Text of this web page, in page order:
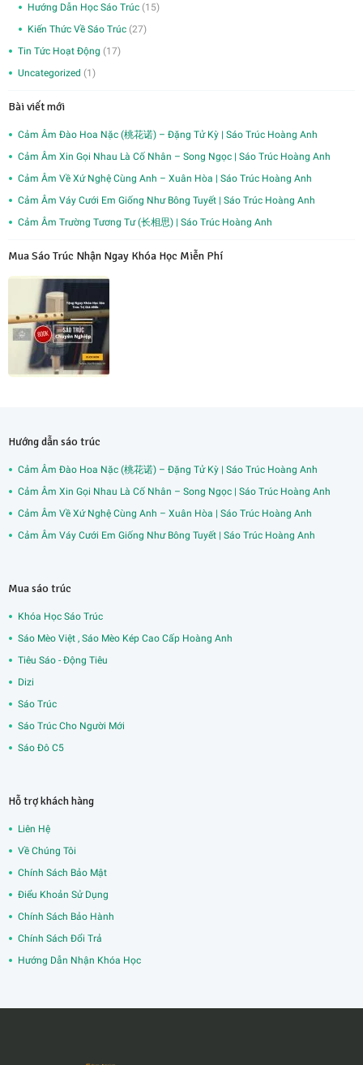
Hướng Dẫn Học Sáo Trúc (15)
Kiến Thức Về Sáo Trúc (27)
Tin Tức Hoạt Động (17)
Uncategorized (1)
Bài viết mới
Cảm Âm Đào Hoa Nặc (桃花诺) – Đặng Tử Kỳ | Sáo Trúc Hoàng Anh
Cảm Âm Xin Gọi Nhau Là Cố Nhân – Song Ngọc | Sáo Trúc Hoàng Anh
Cảm Âm Về Xứ Nghệ Cùng Anh – Xuân Hòa | Sáo Trúc Hoàng Anh
Cảm Âm Váy Cưới Em Giống Như Bông Tuyết | Sáo Trúc Hoàng Anh
Cảm Âm Trường Tương Tư (长相思) | Sáo Trúc Hoàng Anh
Mua Sáo Trúc Nhận Ngay Khóa Học Miễn Phí
Hướng dẫn sáo trúc
Cảm Âm Đào Hoa Nặc (桃花诺) – Đặng Tử Kỳ | Sáo Trúc Hoàng Anh
Cảm Âm Xin Gọi Nhau Là Cố Nhân – Song Ngọc | Sáo Trúc Hoàng Anh
Cảm Âm Về Xứ Nghệ Cùng Anh – Xuân Hòa | Sáo Trúc Hoàng Anh
Cảm Âm Váy Cưới Em Giống Như Bông Tuyết | Sáo Trúc Hoàng Anh
Mua sáo trúc
Khóa Học Sáo Trúc
Sáo Mèo Việt , Sáo Mèo Kép Cao Cấp Hoàng Anh
Tiêu Sáo - Động Tiêu
Dizi
Sáo Trúc
Sáo Trúc Cho Người Mới
Sáo Đô C5
Hỗ trợ khách hàng
Liên Hệ
Về Chúng Tôi
Chính Sách Bảo Mật
Điểu Khoản Sử Dụng
Chính Sách Bảo Hành
Chính Sách Đổi Trả
Hướng Dẫn Nhận Khóa Học